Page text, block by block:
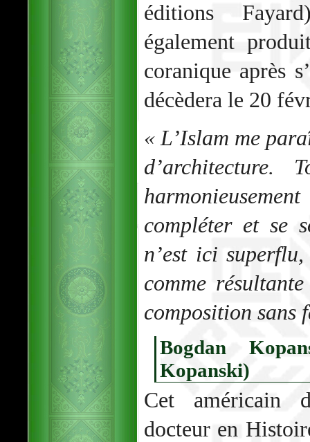
éditions
également
coranique après
décèdera le 20
« L’Islam me
d’architecture.
compléter et se
n’est ici
comme
composition sans
Bogdan
Kopanski)
Cet américain
docteur en